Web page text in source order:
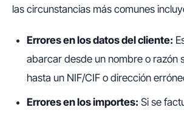
las circunstancias más comunes
Errores en los datos del cliente:
abarcar desde un nombre o razón
hasta un NIF/CIF o dirección
Errores en los importes: Si se